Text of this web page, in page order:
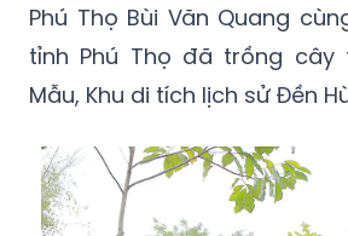
Phú Thọ Bùi Văn Quang
tỉnh Phú Thọ đã trồng cây
Mẫu, Khu di tích lịch sử Đền